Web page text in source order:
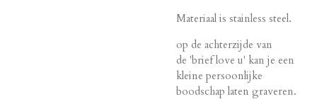
Materiaal is stainless steel.
op de achterzijde van
de 'brief love u' kan je een
kleine persoonlijke
boodschap laten graveren.